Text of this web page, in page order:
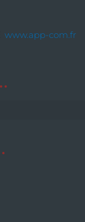
www.app-com.fr